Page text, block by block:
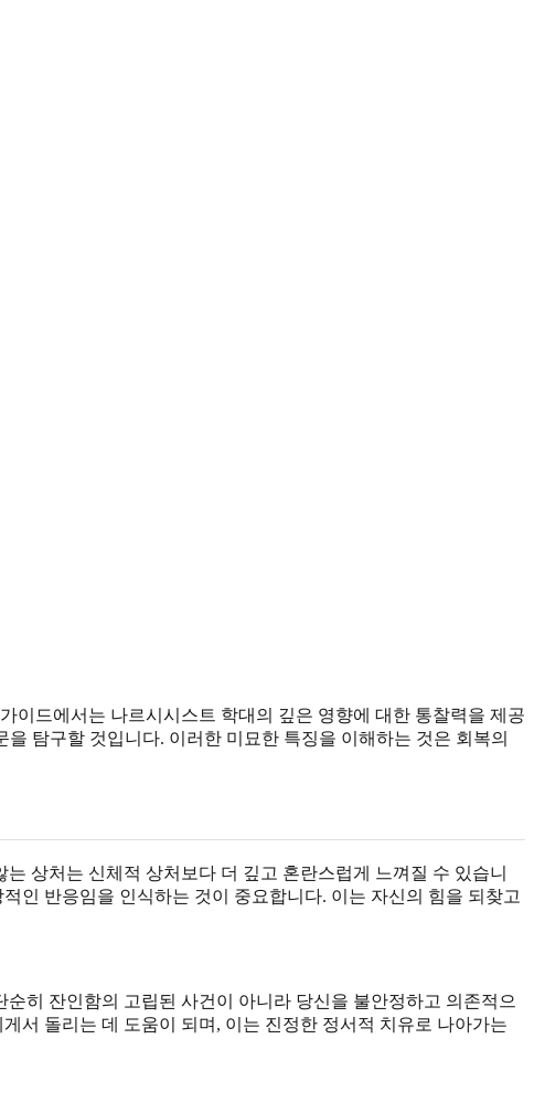
이드에서는 나르시시스트 학대의 깊은 영향에 대한 통찰력을 제공
탐구할 것입니다. 이러한 미묘한 특징을 이해하는 것은 회복의
상처는 신체적 상처보다 더 깊고 혼란스럽게 느껴질 수 있습니
인 반응임을 인식하는 것이 중요합니다. 이는 자신의 힘을 되찾고
히 잔인함의 고립된 사건이 아니라 당신을 불안정하고 의존적으
서 돌리는 데 도움이 되며, 이는 진정한 정서적 치유로 나아가는